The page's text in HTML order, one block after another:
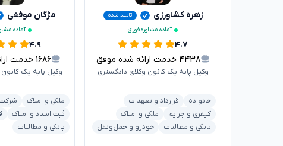
زهره کشاورزی
تایید شده
آماده مشاوره فوری
۴.۷
۴۴۳۸ خدمت ارائه شده موفق
وکیل پایه یک کانون وکلای دادگستری
خانواده
قرارداد و تعهدات
کیفری و جرایم
ملکی و املاک
بانکی و مطالبات
خودرو و حمل‌ونقل
مژگان موفقی
آماده
۴.۹
۱۶۸۶ خدمت
وکیل پایه یک
ملکی و املاک
ثبت اسناد و املاک
بانکی و مطالبات